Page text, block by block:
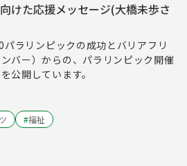
けた応援メッセージ(大橋未歩さ
ラリンピックの成功とバリアフリ
バー）からの、パラリンピック開催
公開しています。
#福祉